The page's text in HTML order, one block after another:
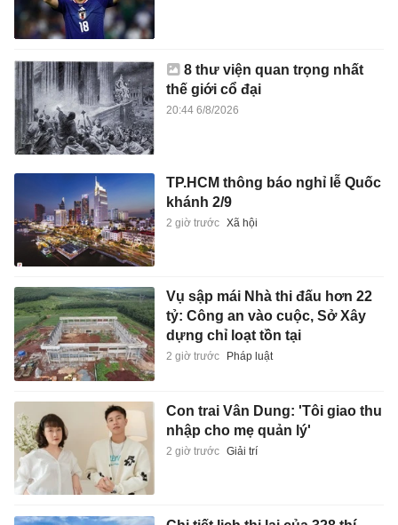
8 thư viện quan trọng nhất
thế giới cổ đại
20:44 6/8/2026
TP.HCM thông báo nghỉ lễ Quốc
khánh 2/9
2 giờ trước Xã hội
Vụ sập mái Nhà thi đấu hơn 22
tỷ: Công an vào cuộc, Sở Xây
dựng chỉ loạt tồn tại
2 giờ trước Pháp luật
Con trai Vân Dung: 'Tôi giao thu
nhập cho mẹ quản lý'
2 giờ trước Giải trí